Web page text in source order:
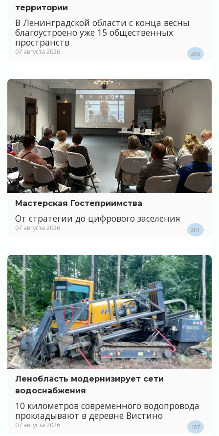
территории
В Ленинградской области с конца весны
благоустроено уже 15 общественных
пространств
07 августа 2026 206
Мастерская Гостеприимства
От стратегии до цифрового заселения
07 августа 2026 201
Ленобласть модернизирует сети
водоснабжения
10 километров современного водопровода
прокладывают в деревне Вистино
07 августа 2026 187